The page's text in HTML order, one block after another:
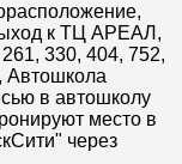
к ТЦ АРЕАЛ,
330, 404, 752,
Автошкола
в автошколу
место в
через